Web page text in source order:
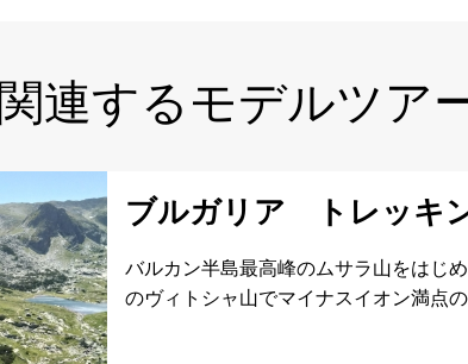
関連するモデルツア
ブルガリア トレッキ
バルカン半島最高峰のムサラ山をはじ
のヴィトシャ山でマイナスイオン満点